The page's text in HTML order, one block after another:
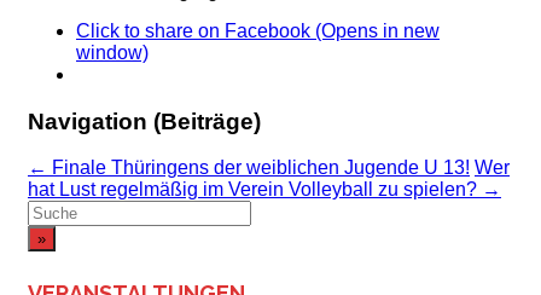
Click to share on Facebook (Opens in new
window)
Navigation (Beiträge)
← Finale Thüringens der weiblichen Jugende U 13! Wer
hat Lust regelmäßig im Verein Volleyball zu spielen? →
Suchergebnis
für: